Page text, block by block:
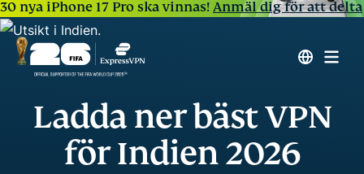
30 nya iPhone 17 Pro ska vinnas!Anmäl dig för att delta
Ladda ner bäst VPN
för Indien 2026